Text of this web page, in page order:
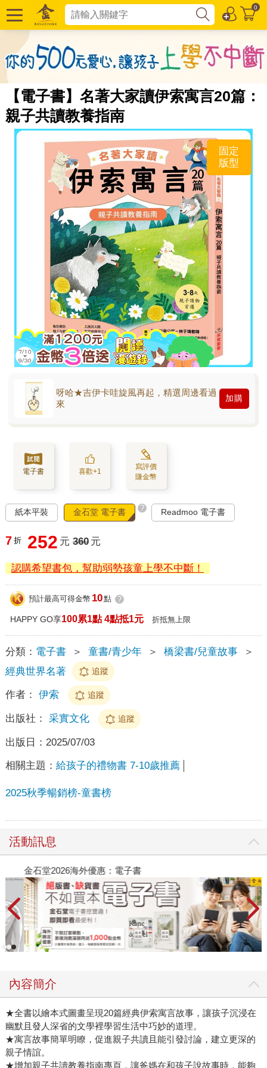
0
【電子書】名著大家讀伊索寓言20篇：
親子共讀教養指南
固定
版型
呀哈★吉伊卡哇旋風再起，精選周邊看過
來
加購
電子書 喜歡+1
寫評價
賺金幣
紙本平裝 金石堂 電子書 ? Readmoo 電子書
7 折 252 元 360 元
認購希望書包，幫助弱勢孩童上學不中斷！
預計最高可得金幣 10點 ?
HAPPY GO享100累1點 4點抵1元 折抵無上限
分類： 電子書 ＞ 童書/青少年 ＞ 橋梁書/兒童故事
＞
經典世界名著
追蹤
作者： 伊索 追蹤
出版社： 采實文化 追蹤
出版日： 2025/07/03
相關主題： 給孩子的禮物書 7-10歲推薦
2025秋季暢銷榜-童書榜
活動訊息
金石堂2026海外優惠：電子書
內容簡介
★全書以繪本式圖畫呈現20篇經典伊索寓言故事，讓孩子沉浸在
幽默且發人深省的文學裡學習生活中巧妙的道理。
★寓言故事簡單明瞭，促進親子共讀且能引發討論，建立更深的
親子情誼。
★增加親子共讀教養指南專頁，讓爸媽在和孩子說故事時，能夠